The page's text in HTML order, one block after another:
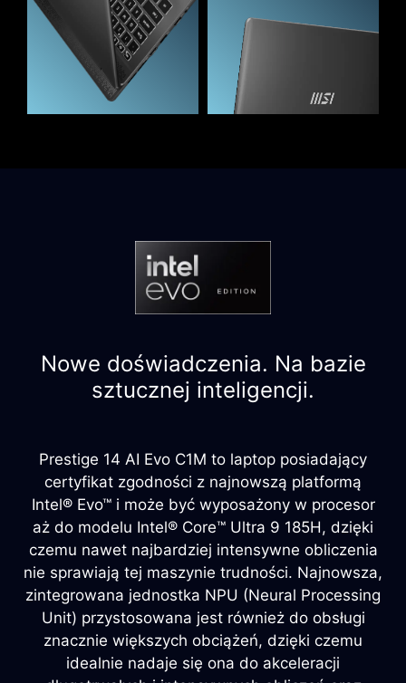
Nowe doświadczenia. Na bazie
sztucznej inteligencji.
Prestige 14 AI Evo C1M to laptop posiadający
certyfikat zgodności z najnowszą platformą
Intel® Evo™ i może być wyposażony w procesor
aż do modelu Intel® Core™ Ultra 9 185H, dzięki
czemu nawet najbardziej intensywne obliczenia
nie sprawiają tej maszynie trudności. Najnowsza,
zintegrowana jednostka NPU (Neural Processing
Unit) przystosowana jest również do obsługi
znacznie większych obciążeń, dzięki czemu
idealnie nadaje się ona do akceleracji